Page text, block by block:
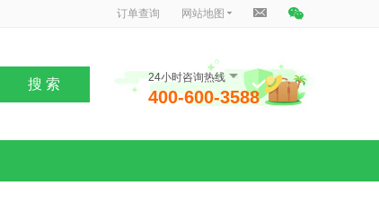
订单查询 网站地图
搜 索 24小时咨询热线
400-600-3588